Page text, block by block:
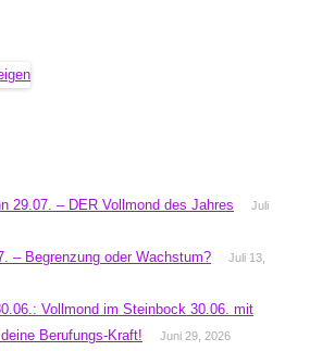
29.07. – DER Vollmond des Jahres
Juli
– Begrenzung oder Wachstum?
Juli 13,
Vollmond im Steinbock 30.06. mit
Berufungs-Kraft!
Juni 29, 2026